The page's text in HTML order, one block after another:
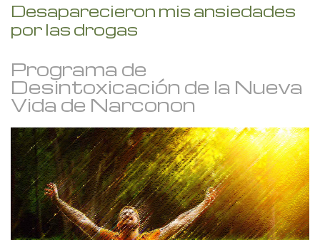
Desaparecieron mis ansiedades
por las drogas
Programa de
Desintoxicación de la Nueva
Vida de Narconon